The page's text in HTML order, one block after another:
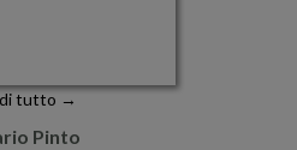
tutto →
Pinto